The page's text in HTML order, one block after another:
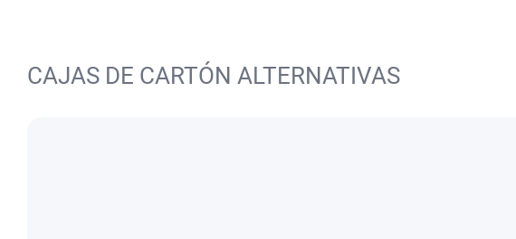
CAJAS DE CARTÓN ALTERNATIVAS